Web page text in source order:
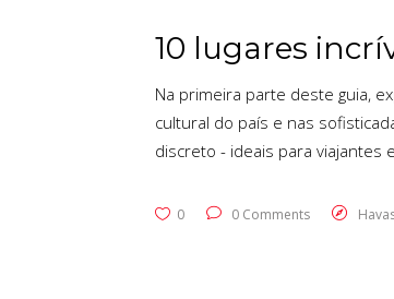
10 lugares
Na primeira parte deste guia,
cultural do país e nas
discreto - ideais para viajantes
0 0 Comments